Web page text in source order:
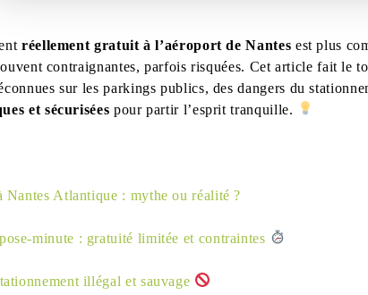
réellement gratuit à l’aéroport de Nantes est plus
contraignantes, parfois risquées. Cet article fait le
sur les parkings publics, des dangers du
et sécurisées pour partir l’esprit tranquille.
Nantes Atlantique : mythe ou réalité ?
minute : gratuité limitée et contraintes
illégal et sauvage